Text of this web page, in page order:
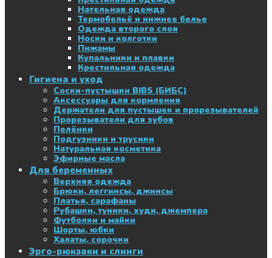
Нательная одежда
Термобельё и нижнее белье
Одежда второго слоя
Носки и колготки
Пижамы
Купальники и плавки
Крестильная одежда
Гигиена и уход
Соски-пустышки BIBS (БИБС)
Аксессуары для кормления
Держатели для пустышек и прорезывателей
Прорезыватели для зубов
Пелёнки
Подгузники и трусики
Натуральная косметика
Эфирные масла
Для беременных
Верхняя одежда
Брюки, леггинсы, джинсы
Платья, сарафаны
Рубашки, туники, худи, джемпера
Футболки и майки
Шорты, юбки
Халаты, сорочки
Эрго-рюкзаки и слинги